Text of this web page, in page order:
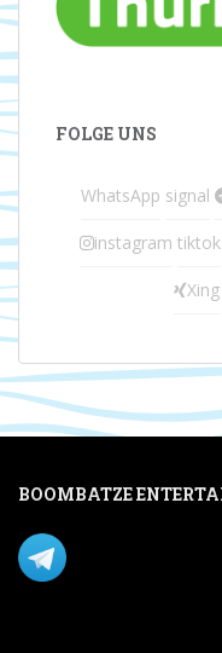
FOLGE UNS
WhatsApp signal
instagram tiktok
Xing
BOOMBATZE